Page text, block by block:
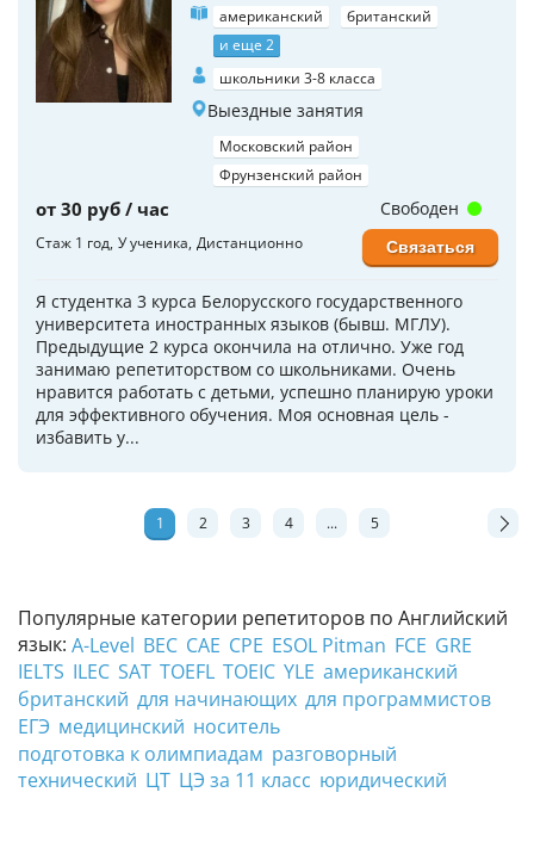
Популярные категории репетиторов по Английский
язык: A-Level BEC CAE CPE ESOL Pitman FCE GRE
IELTS ILEC SAT TOEFL TOEIC YLE американский
британский для начинающих для программистов
ЕГЭ медицинский носитель
подготовка к олимпиадам разговорный
технический ЦТ ЦЭ за 11 класс юридический
американский
британский
и еще 2
школьники 3-8 класса
Выездные занятия
Московский район
Фрунзенский район
от 30 руб / час
Стаж 1 год У ученика Дистанционно
Я студентка 3 курса Белорусского государственного
университета иностранных языков (бывш. МГЛУ).
Предыдущие 2 курса окончила на отлично. Уже год
занимаю репетиторством со школьниками. Очень
нравится работать с детьми, успешно планирую уроки
для эффективного обучения. Моя основная цель -
избавить у...
Свободен
Связаться
1 2 3 4 ... 5